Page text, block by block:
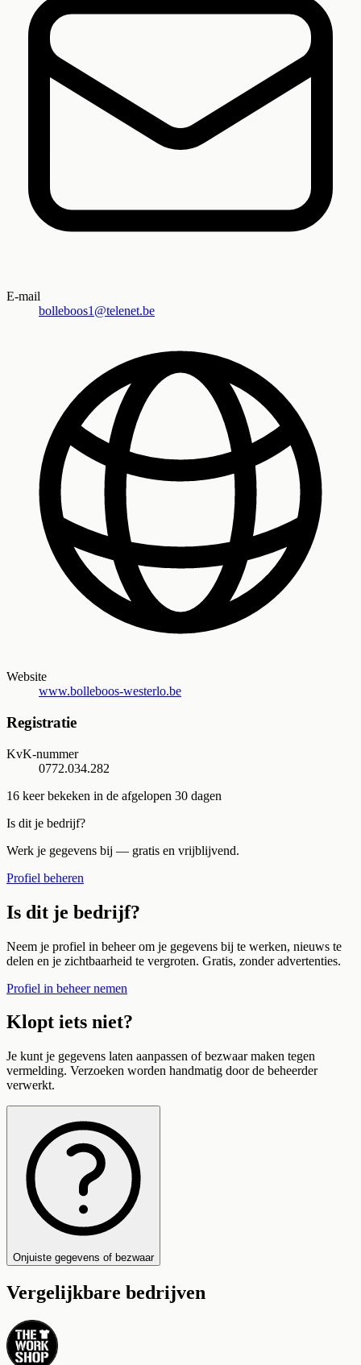
E-mail
bolleboos1@telenet.be
Website
www.bolleboos-westerlo.be
Registratie
KvK-nummer
0772.034.282
16 keer bekeken in de afgelopen 30 dagen
Is dit je bedrijf?
Werk je gegevens bij — gratis en vrijblijvend.
Profiel beheren
Is dit je bedrijf?
Neem je profiel in beheer om je gegevens bij te werken, nieuws te
delen en je zichtbaarheid te vergroten. Gratis, zonder advertenties.
Profiel in beheer nemen
Klopt iets niet?
Je kunt je gegevens laten aanpassen of bezwaar maken tegen
vermelding. Verzoeken worden handmatig door de beheerder
verwerkt.
Onjuiste gegevens of bezwaar
Vergelijkbare bedrijven